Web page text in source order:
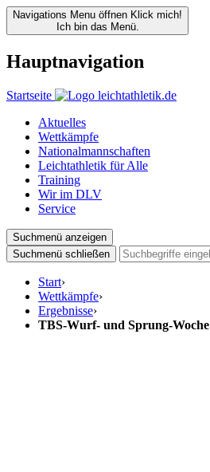
Navigations Menu öffnen Klick mich!
Ich bin das Menü.
Hauptnavigation
Startseite
Aktuelles
Wettkämpfe
Nationalmannschaften
Leichtathletik für Alle
Training
Wir im DLV
Service
Suchmenü anzeigen
Suchmenü schließen
Start›
Wettkämpfe›
Ergebnisse›
TBS-Wurf- und Sprung-Woche